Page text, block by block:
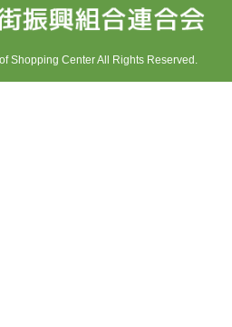
Shopping Center All Rights Reserved.